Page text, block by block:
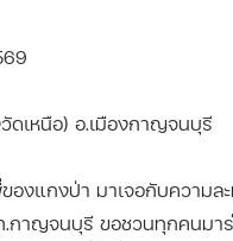
เหนือ) อ.เมืองกาญจนบุรี
องแกงป่า มาเจอกับความ
กาญจนบุรี ขอชวนทุกคนม